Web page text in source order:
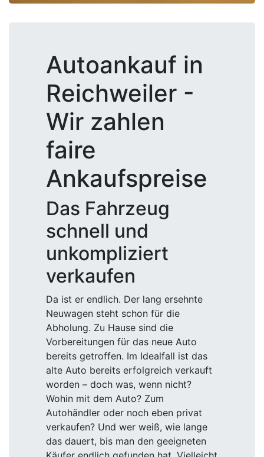
Autoankauf in
Reichweiler -
Wir zahlen
faire
Ankaufspreise
Das Fahrzeug
schnell und
unkompliziert
verkaufen
Da ist er endlich. Der lang ersehnte
Neuwagen steht schon für die
Abholung. Zu Hause sind die
Vorbereitungen für das neue Auto
bereits getroffen. Im Idealfall ist das
alte Auto bereits erfolgreich verkauft
worden – doch was, wenn nicht?
Wohin mit dem Auto? Zum
Autohändler oder noch eben privat
verkaufen? Und wer weiß, wie lange
das dauert, bis man den geeigneten